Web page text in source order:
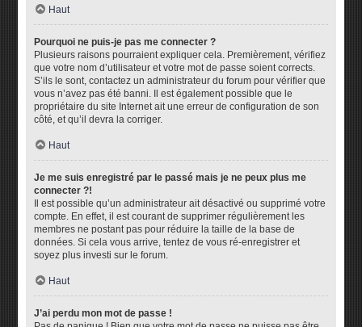
Haut
Pourquoi ne puis-je pas me connecter ?
Plusieurs raisons pourraient expliquer cela. Premièrement, vérifiez
que votre nom d’utilisateur et votre mot de passe soient corrects.
S’ils le sont, contactez un administrateur du forum pour vérifier que
vous n’avez pas été banni. Il est également possible que le
propriétaire du site Internet ait une erreur de configuration de son
côté, et qu’il devra la corriger.
Haut
Je me suis enregistré par le passé mais je ne peux plus me
connecter ?!
Il est possible qu’un administrateur ait désactivé ou supprimé votre
compte. En effet, il est courant de supprimer régulièrement les
membres ne postant pas pour réduire la taille de la base de
données. Si cela vous arrive, tentez de vous ré-enregistrer et
soyez plus investi sur le forum.
Haut
J’ai perdu mon mot de passe !